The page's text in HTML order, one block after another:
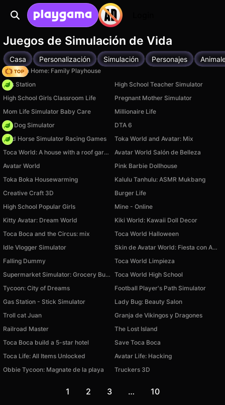
Juegos de Simulación de Vida
Casa Personalización Simulación Personajes
My Town Home: Family Playhouse
Gas Station
High School Teacher Simulator
High School Girls Classroom Life
Pregnant Mother Simulator
Mom Life Simulator Baby Care
Millionaire Life
Pet Dog Simulator
DTA 6
Wild Horse Simulator Racing Games
Toka World and Avatar: Mix
Toca World: A house with a roof garden
Avatar World Salón de Belleza
Avatar World
Pink Barbie Dollhouse
Toka Boka Housewarming
Kalulu Tanhulu: ASMR Mukbang
Creative Craft 3D
Burger Life
High School Popular Girls
Mine - Online
Kitty Avatar: Dream World
Kiki World: Kawaii Doll Decor
Toca Boca and the Circus: mix
Toca World Halloween
Idle Vlogger Simulator
Skin de Avatar World: Fiesta con Amigos
Falling Dummy
Toca World Limpieza
Supermarket Simulator: Grocery Business Toca World High School
Tycoon: City of Dreams
Football Player's Path Simulator
Gas Station - Stick Simulator
Lady Bug: Beauty Salon
Troll cat Juan
Granja de Vikingos y Dragones
Railroad Master
The Lost Island
Toca Boca build a 5-star hotel
Save Toca Boca
Toca Life: All Items Unlocked
Avatar Life: Hacking
Obbie Tycoon: Magnate de la playa
Truckers 3D
1 2 3 … 10